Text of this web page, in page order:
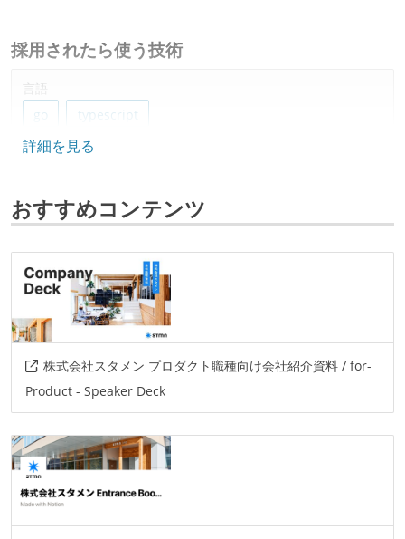
採用されたら使う技術
言語
go
typescript
フレームワーク
データベース
postgresql
その他
react-native
詳細を見る
おすすめコンテンツ
株式会社スタメン プロダクト職種向け会社紹介資料 / for-
Product - Speaker Deck